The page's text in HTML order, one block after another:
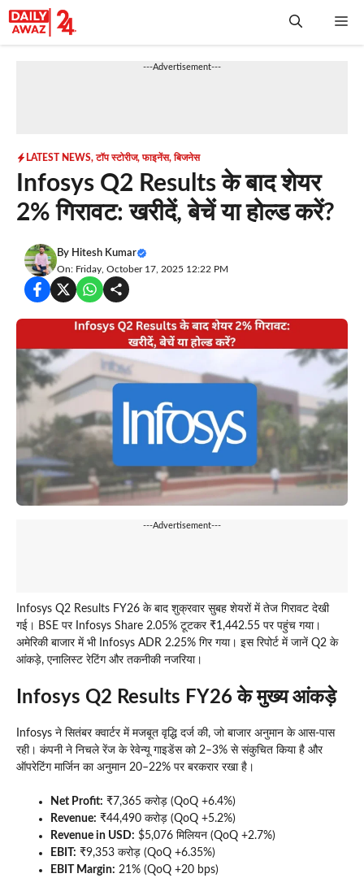
Skip
to
---Advertisement---
LATEST NEWS,टॉप स्टोरीज,फाइनेंस,बिजनेस
Infosys Q2 Results के बाद शेयर
2% गिरावट: खरीदें, बेचें या होल्ड करें?
By Hitesh Kumar
On: Friday, October 17, 2025 12:22 PM
---Advertisement---
Infosys Q2 Results FY26 के बाद शुक्रवार सुबह शेयरों में तेज गिरावट देखी
गई। BSE पर Infosys Share 2.05% टूटकर ₹1,442.55 पर पहुंच गया।
अमेरिकी बाजार में भी Infosys ADR 2.25% गिर गया। इस रिपोर्ट में जानें Q2 के
आंकड़े, एनालिस्ट रेटिंग और तकनीकी नजरिया।
Infosys Q2 Results FY26 के मुख्य आंकड़े
Infosys ने सितंबर क्वार्टर में मजबूत वृद्धि दर्ज की, जो बाजार अनुमान के आस-पास
रही। कंपनी ने निचले रेंज के रेवेन्यू गाइडेंस को 2–3% से संकुचित किया है और
ऑपरेटिंग मार्जिन का अनुमान 20–22% पर बरकरार रखा है।
Net Profit: ₹7,365 करोड़ (QoQ +6.4%)​
Revenue: ₹44,490 करोड़ (QoQ +5.2%)​
Revenue in USD: $5,076 मिलियन (QoQ +2.7%)
EBIT: ₹9,353 करोड़ (QoQ +6.35%)
EBIT Margin: 21% (QoQ +20 bps)